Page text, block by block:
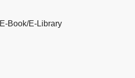
E-Book/E-Library